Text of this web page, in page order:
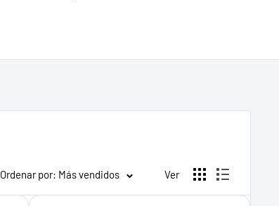
Ordenar por: Más vendidos Ver